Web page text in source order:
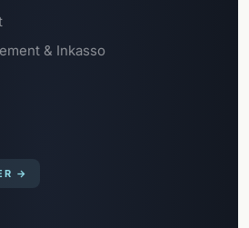
& Inkasso
→